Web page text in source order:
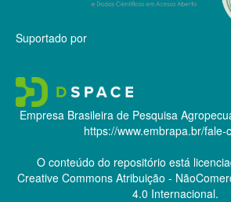
Suportado por
Empresa Brasileira de Pesquisa
https://www.embrapa.br/fale-
O conteúdo do repositório está
Creative CommonsAtribuição -
4.0 Internacional.